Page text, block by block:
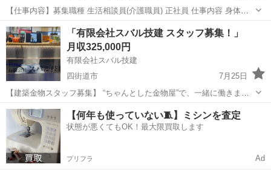
【仕事内容】募集職種 生活相談員(介護職員) 正社員 仕事内容 身体介
護、食事介助、入浴介助、排泄介助、送迎、相談業務、調整業務 給
与・手当 <給与> 月給220,000円〜 <手当> 交通費支給:実費(上限あり)
勤務時間 日勤...
正社員
「有限会社スバル技建 スタッフ募集！」
月収325,000円
有限会社スバル技建
四街道市
7月25日
【建築金物スタッフ募集】 “ちゃんとした金物屋”で、一緒に働きませ
んか？ 千葉をメインに活動している有限会社スバル技建です！ この
度、現場スタッフ・工場スタッフ共に募集いたします🙇‍♂️ ━━━━━■
仕事内容━━━...
千葉 四街道市 その他 未経験
【何年も使っていない🧵】ミシンを査定
状態が悪くてもOK！最大限買取します
プリフラ Ad